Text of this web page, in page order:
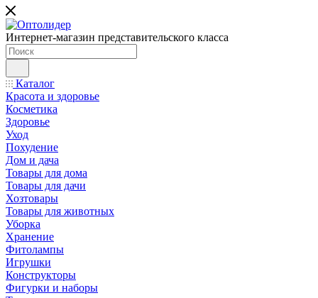
Интернет-магазин представительского класса
Каталог
Красота и здоровье
Косметика
Здоровье
Уход
Похудение
Дом и дача
Товары для дома
Товары для дачи
Хозтовары
Товары для животных
Уборка
Хранение
Фитолампы
Игрушки
Конструкторы
Фигурки и наборы